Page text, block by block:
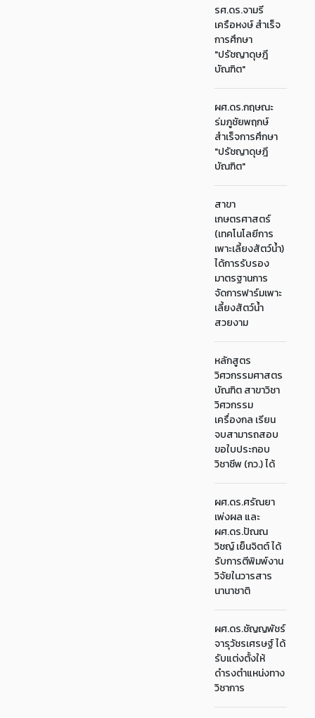
รศ.ดร.จามรี
เครือหงษ์ สำเร็จ
การศึกษา
"ปรัชญาดุษฎี
บัณฑิต"
ผศ.ดร.กฤษณะ
ร่มภูชัยพฤกษ์
สำเร็จการศึกษา
"ปรัชญาดุษฎี
บัณฑิต"
สาขา
เกษตรศาสตร์
(เทคโนโลยีการ
เพาะเลี้ยงสัตว์น้ำ)
ได้การรับรอง
มาตรฐานการ
จัดการฟาร์มเพาะ
เลี้ยงสัตว์น้ำ
สวยงาม
หลักสูตร
วิศวกรรมศาสตร
บัณฑิต สาขาวิชา
วิศวกรรม
เครื่องกล เรียน
จบสามารถสอบ
ขอใบประกอบ
วิชาชีพ (กว.) ได้
ผศ.ดร.ศรัณยา
เพ่งผล และ
ผศ.ดร.ปัณณ
วิชญ์ เย็นจิตต์ ได้
รับการตีพิมพ์งาน
วิจัยในวารสาร
นานาชาติ
ผศ.ดร.ชัญญพัชร์
จารุวัชรเศรษฐ์ ได้
รับแต่งตั้งให้
ดำรงตำแหน่งทาง
วิชาการ